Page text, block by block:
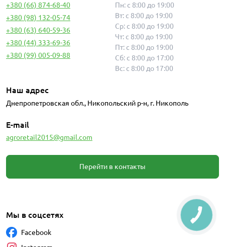
+380 (66) 874-68-40
+380 (98) 132-05-74
+380 (63) 640-59-36
+380 (44) 333-69-36
+380 (99) 005-09-88
Пн: с 8:00 до 19:00
Вт: с 8:00 до 19:00
Ср: с 8:00 до 19:00
Чт: с 8:00 до 19:00
Пт: с 8:00 до 19:00
Сб: с 8:00 до 17:00
Вс: с 8:00 до 17:00
Наш адрес
Днепропетровская обл., Никопольский р-н, г. Никополь
E-mail
agroretail2015@gmail.com
Перейти в контакты
Мы в соцсетях
Facebook